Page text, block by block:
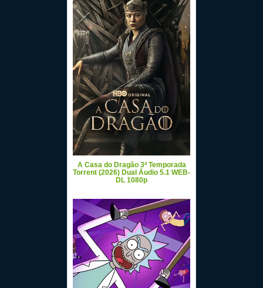
A Casa do Dragão 3ª Temporada
Torrent (2026) Dual Áudio 5.1 WEB-
DL 1080p